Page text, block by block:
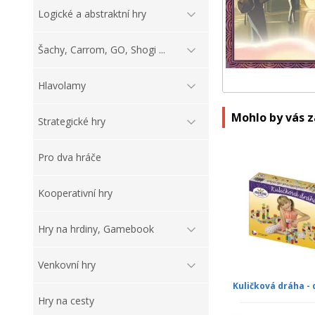
Logické a abstraktní hry
Šachy, Carrom, GO, Shogi ...
Hlavolamy
Strategické hry
Pro dva hráče
Kooperativní hry
Hry na hrdiny, Gamebook
Venkovní hry
Hry na cesty
Mohlo by vás
Kuličková dráha -